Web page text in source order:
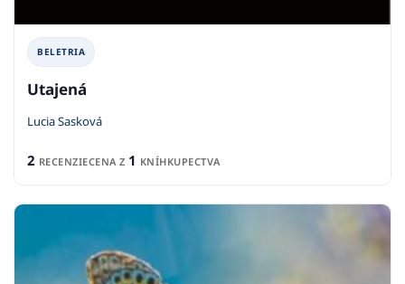
BELETRIA
Utajená
Lucia Sasková
2 RECENZIECENA Z 1 KNÍHKUPECTVA